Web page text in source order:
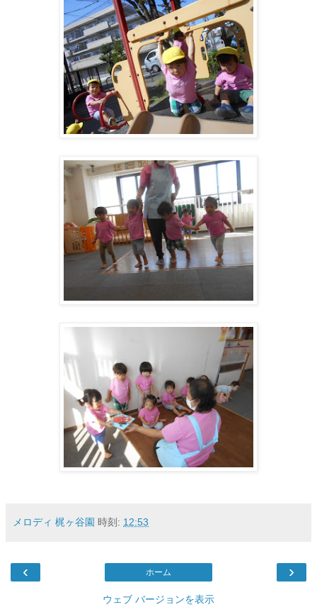
メロディ 梶ヶ谷園 時刻: 12:53
‹ ›
ホーム
ウェブ バージョンを表示